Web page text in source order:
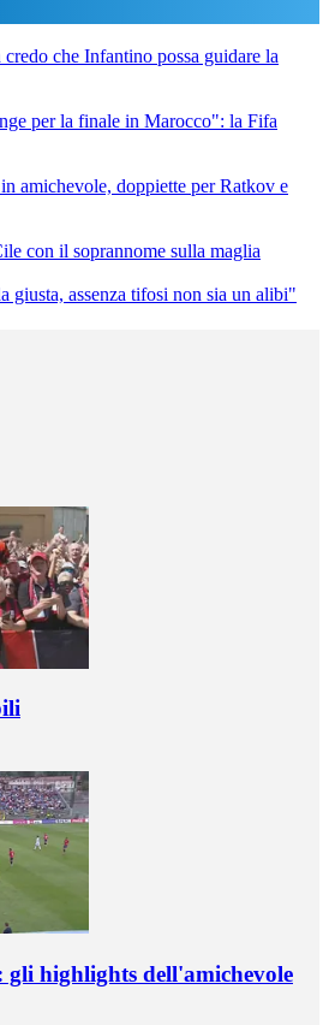
che Infantino possa guidare la
per la finale in Marocco": la Fifa
amichevole, doppiette per Ratkov e
con il soprannome sulla maglia
giusta, assenza tifosi non sia un alibi"
gli highlights dell'amichevole